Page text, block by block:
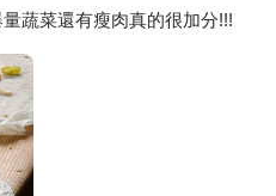
蔬菜還有瘦肉真的很加分!!!